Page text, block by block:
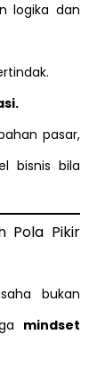
logika dan
pasar,
bisnis bila
Pola Pikir
bukan
mindset